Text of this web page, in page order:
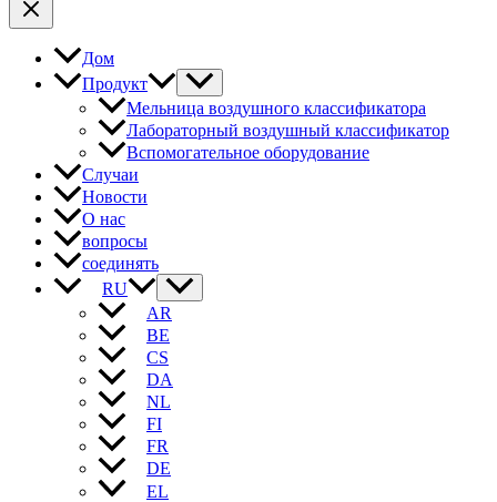
Дом
Продукт
Мельница воздушного классификатора
Лабораторный воздушный классификатор
Вспомогательное оборудование
Случаи
Новости
О нас
вопросы
соединять
RU
AR
BE
CS
DA
NL
FI
FR
DE
EL